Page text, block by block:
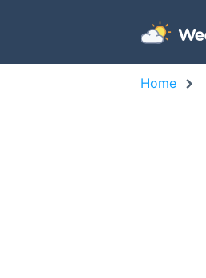
Home